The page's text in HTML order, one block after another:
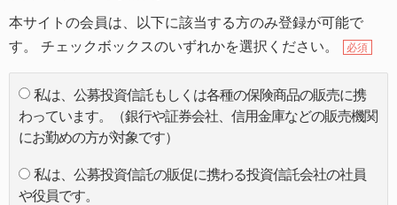
本サイトの会員は、以下に該当する方のみ登録が可能で
す。 チェックボックスのいずれかを選択ください。
必須
私は、公募投資信託もしくは各種の保険商品の販売に携
わっています。（銀行や証券会社、信用金庫などの販売機関
にお勤めの方が対象です）
私は、公募投資信託の販促に携わる投資信託会社の社員
や役員です。